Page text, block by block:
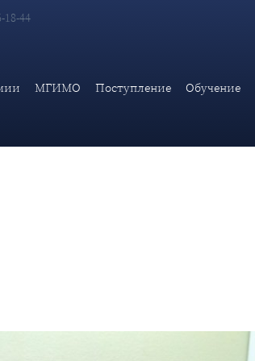
18-44
МГИМО Поступление Обучение
государственной безопасности